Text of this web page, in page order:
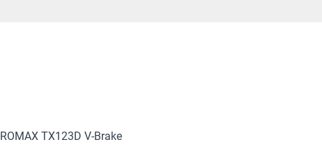
TX123D V-Brake